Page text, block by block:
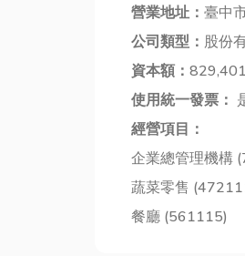
營業地址： 臺中
公司類型： 股份
資本額：
使用統一發票：
經營項目：
企業總管理機構
蔬菜零售
餐廳 (561115)